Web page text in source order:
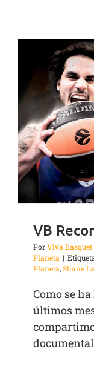
VB
PorViva Basquet
Planeta |
Planeta,Shane
Como se
últimos